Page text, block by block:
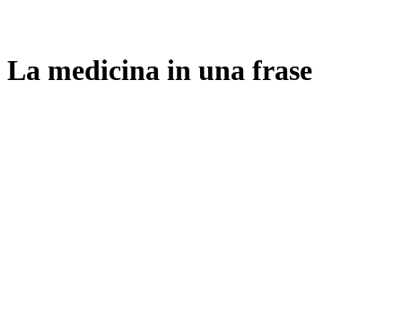
La medicina in una frase